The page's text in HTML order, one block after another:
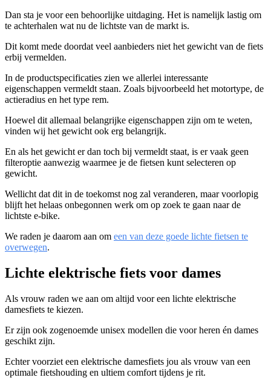
Dan sta je voor een behoorlijke uitdaging. Het is namelijk lastig om
te achterhalen wat nu de lichtste van de markt is.
Dit komt mede doordat veel aanbieders niet het gewicht van de fiets
erbij vermelden.
In de productspecificaties zien we allerlei interessante
eigenschappen vermeldt staan. Zoals bijvoorbeeld het motortype, de
actieradius en het type rem.
Hoewel dit allemaal belangrijke eigenschappen zijn om te weten,
vinden wij het gewicht ook erg belangrijk.
En als het gewicht er dan toch bij vermeldt staat, is er vaak geen
filteroptie aanwezig waarmee je de fietsen kunt selecteren op
gewicht.
Wellicht dat dit in de toekomst nog zal veranderen, maar voorlopig
blijft het helaas onbegonnen werk om op zoek te gaan naar de
lichtste e-bike.
We raden je daarom aan om een van deze goede lichte fietsen te
overwegen.
Lichte elektrische fiets voor dames
Als vrouw raden we aan om altijd voor een lichte elektrische
damesfiets te kiezen.
Er zijn ook zogenoemde unisex modellen die voor heren én dames
geschikt zijn.
Echter voorziet een elektrische damesfiets jou als vrouw van een
optimale fietshouding en ultiem comfort tijdens je rit.